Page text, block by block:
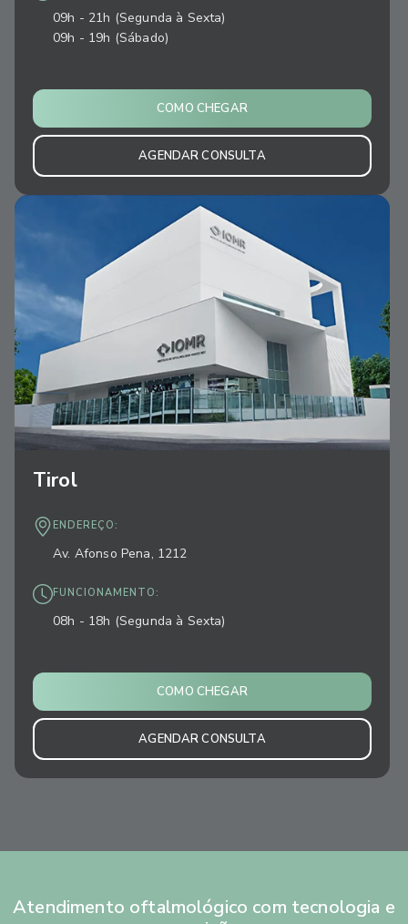
09h - 21h (Segunda à Sexta)
09h - 19h (Sábado)
COMO CHEGAR
AGENDAR CONSULTA
Tirol
ENDEREÇO:
Av. Afonso Pena, 1212
FUNCIONAMENTO:
08h - 18h (Segunda à Sexta)
COMO CHEGAR
AGENDAR CONSULTA
Atendimento oftalmológico com tecnologia e